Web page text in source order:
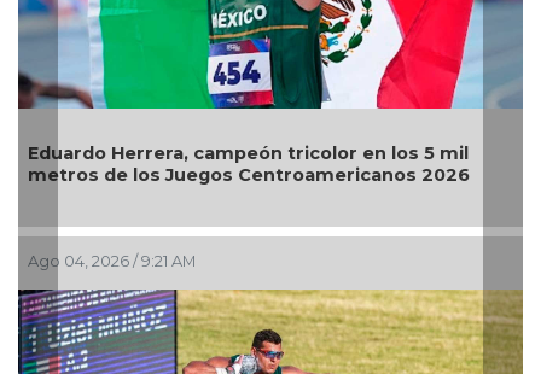
El Águila gana por barrida, última serie en el Beto
Jul 30, 2026 / 10:22 AM